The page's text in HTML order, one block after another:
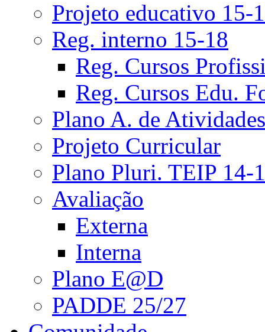
Projeto educativo 15-
Reg. interno 15-18
Reg. Cursos
Reg. Cursos Edu.
Plano A. de Atividades
Projeto Curricular
Plano Pluri. TEIP 14-
Avaliação
Externa
Interna
Plano E@D
PADDE 25/27